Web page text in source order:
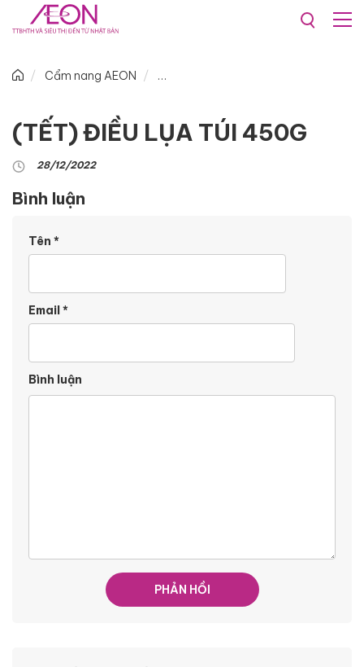
Cẩm nang AEON
(TẾT) ĐIỀU LỤA TÚI 450G
28/12/2022
Bình luận
Tên *
Email*
Bình luận